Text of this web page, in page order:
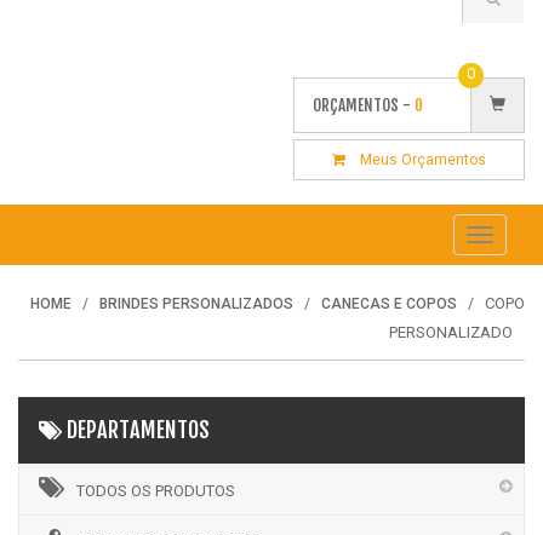
ORÇAMENTOS - 0
0
Meus Orçamentos
Toggle
HOME BRINDES PERSONALIZADOS CANECAS E COPOS
COPO
PERSONALIZADO
DEPARTAMENTOS
TODOS OS PRODUTOS